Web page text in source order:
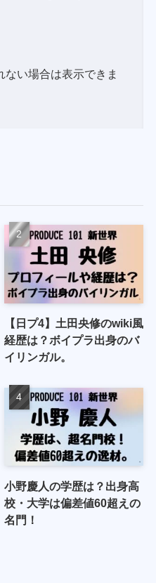
ない場合は表示できま
【日プ4】土田央修のwiki風
経歴は？ボイプラ出身のバ
イリンガル。
小野慶人の学歴は？出身高
校・大学は偏差値60超えの
名門！